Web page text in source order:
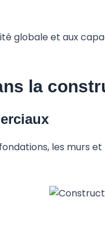
globale et aux
la
les murs